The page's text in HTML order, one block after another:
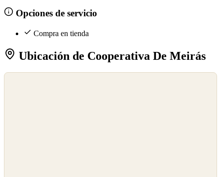
Opciones de servicio
Compra en tienda
Ubicación de Cooperativa De Meirás